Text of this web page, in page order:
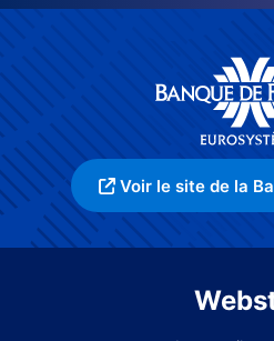
Voir le site de la